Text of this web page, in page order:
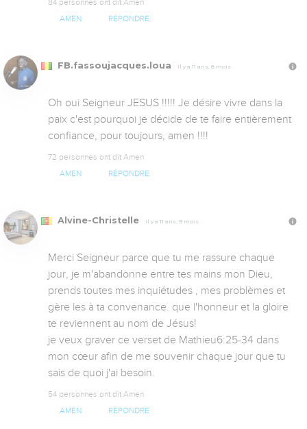
AMEN RÉPONDRE
FB.fassoujacques.loua Il y a 11 ans, 8 mois
Oh oui Seigneur JESUS !!!!! Je désire vivre dans la
paix c'est pourquoi je décide de te faire entièrement
confiance, pour toujours, amen !!!!
72 personnes ont dit Amen
AMEN RÉPONDRE
Alvine-Christelle Il y a 11 ans, 9 mois
Merci Seigneur parce que tu me rassure chaque
jour, je m'abandonne entre tes mains mon Dieu,
prends toutes mes inquiétudes , mes problèmes et
gère les à ta convenance. que l'honneur et la gloire
te reviennent au nom de Jésus!
je veux graver ce verset de Mathieu6:25-34 dans
mon cœur afin de me souvenir chaque jour que tu
sais de quoi j'ai besoin.
54 personnes ont dit Amen
AMEN RÉPONDRE